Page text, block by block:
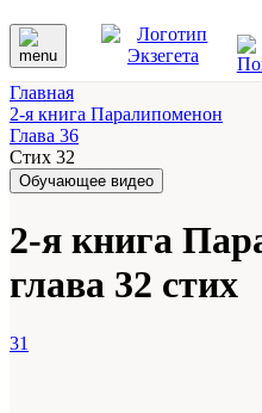
Главная
2-я книга Паралипоменон
Глава 36
Стих 32
Обучающее видео
2-я книга
глава 32 стих
31